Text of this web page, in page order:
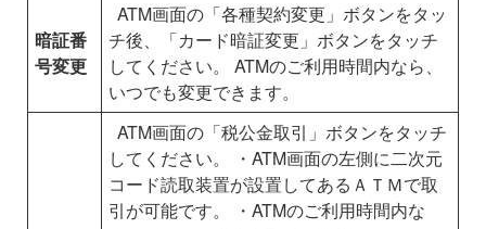
暗証番
号変更
ATM画面の「各種契約変更」ボタンをタッ
チ後、「カード暗証変更」ボタンをタッチ
してください。
ATMのご利用時間内なら、
いつでも変更できます。
ATM画面の「税公金取引」ボタンをタッチ
してください。
・ATM画面の左側に二次元
コード読取装置が設置してあるＡＴＭで取
引が可能です。
・ATMのご利用時間内な